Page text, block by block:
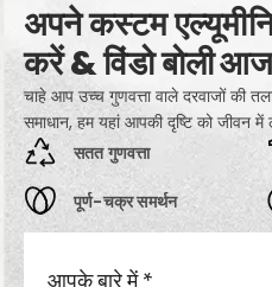
अपने कस्टम
करें & विंडो बोली
चाहे आप उच्च गुणवत्ता वाले दरवाजों की
समाधान, हम यहां आपकी दृष्टि को जीवन
सतत गुणवत्ता
पूर्ण-चक्र समर्थन
आपके बारे में *